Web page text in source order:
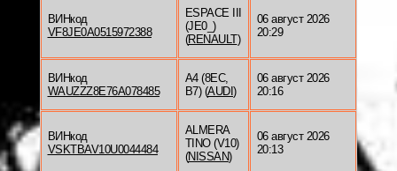
ВИНкод
VF8JE0A0515972388
ESPACE III
(JE0_)
(RENAULT)
06 август 2026
20:29
ВИНкод
WAUZZZ8E76A078485
A4 (8EC,
B7) (AUDI )
06 август 2026
20:16
ВИНкод
VSKTBAV10U0044484
ALMERA
TINO (V10)
(NISSAN)
06 август 2026
20:13